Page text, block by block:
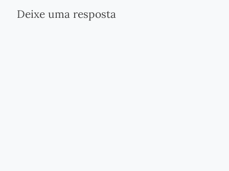
Deixe uma resposta